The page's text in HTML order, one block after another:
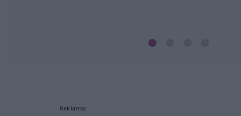
Reklama: